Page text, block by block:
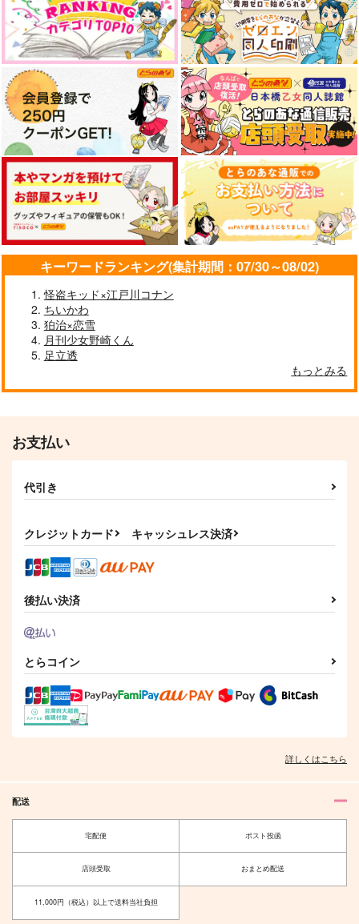
キーワードランキング(集計期間：07/30～08/02)
怪盗キッド×江戸川コナン
ちいかわ
狛治×恋雪
月刊少女野崎くん
足立透
もっとみる
お支払い
代引き
クレジットカード キャッシュレス決済
後払い決済
とらコイン
詳しくはこちら
配送
宅配便 ポスト投函
店頭受取 おまとめ配送
11,000円（税込）以上で送料当社負担